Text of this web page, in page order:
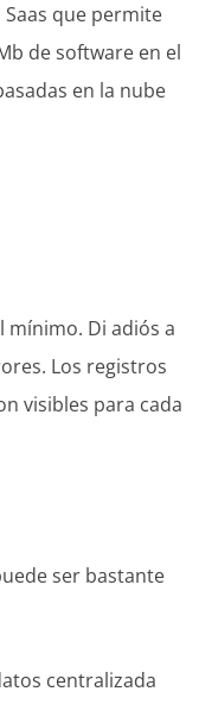
que permite
de software en el
en la nube
mínimo. Di adiós a
Los registros
visibles para cada
ser bastante
centralizada